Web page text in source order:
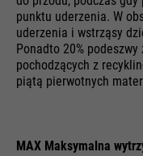
punktu uderzenia. W
uderzenia i wstrząsy
Ponadto 20%
pochodzących z
piątą pierwotnych
MAX Maksymalna